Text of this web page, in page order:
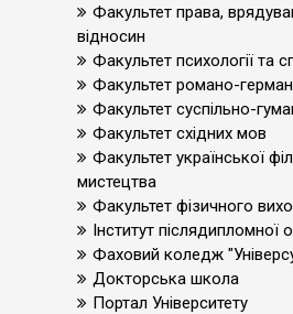
Факультет права,
відносин
Факультет психології та
Факультет романо-
Факультет суспільно-
Факультет східних мов
Факультет української
мистецтва
Факультет фізичного
Інститут післядипломної
Фаховий коледж
Докторська школа
Портал Університету